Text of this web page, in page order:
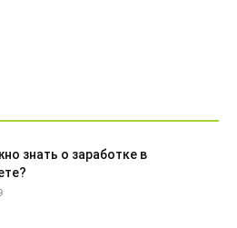
знать о заработке в